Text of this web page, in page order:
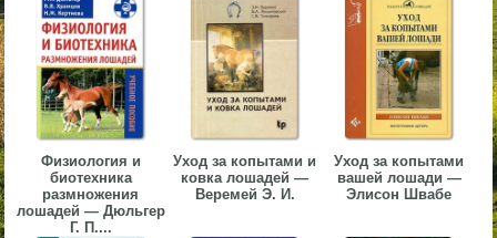
Физиология и
биотехника
размножения
лошадей — Дюльгер
Г. П....
Уход за копытами и
ковка лошадей —
Веремей Э. И.
Уход за копытами
вашей лошади —
Элисон Швабе
▼
▼